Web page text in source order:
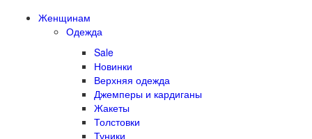
Женщинам
Одежда
Sale
Новинки
Верхняя одежда
Джемперы и кардиганы
Жакеты
Толстовки
Туники